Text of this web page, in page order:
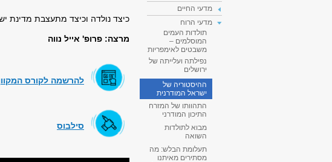
מדעי החיים
מדעי הרוח
תולדות העמים
המוסלמים –
משבטים לאימפריות
נפילתה ועלייתה של
ירושלים
ההיסטוריה של
ישראל המודרנית
התהוותו של המזרח
התיכון המודרני
מבוא לתולדות
השואה
תעלומת הבלש: מה
מסתירים מאיתנו
כיצד נולדה וכיצד מתעצבת מדינת
מרצה: פרופ' אייל נווה
להרשמה לקורס
סילבוס